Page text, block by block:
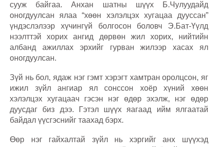
сууж байгаа. Анхан шатны шүүх Б.Чулуудайд
оногдуулсан ялаа “хөөн хэлэлцэх хугацаа дууссан”
үндэслэлээр хүчингүй болгосон боловч Э.Бат-Үүлд
нээлттэй хорих ангид дөрвөн жил хорих, нийтийн
албанд ажиллах эрхийг гурван жилээр хасах ял
оногдуулсан.
Зүй нь бол, ядаж нэг гэмт хэрэгт хамтран оролцсон, яг
ижил зүйл ангиар ял сонссон хоёр хүний хөөн
хэлэлцэх хугацаач гэсэн нэг өдөр эхэлж, нэг өдөр
дуусдаг биз дээ. Гэтэл шүүх яагаад ийм ялгаатай
байдал үүсгэснийг таахад бэрх.
Өөр нэг гайхалтай зүйл нь хэргийг анх шүүхэд